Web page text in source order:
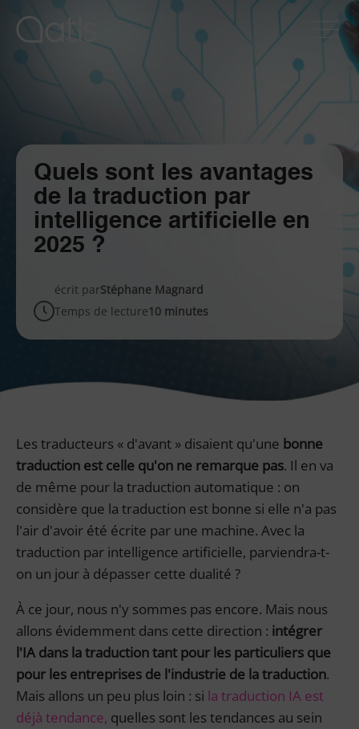
Quels sont les avantages
de la traduction par
intelligence artificielle en
2025 ?
écrit parStéphane Magnard
Temps de lecture10 minutes
Les traducteurs « d'avant » disaient qu'une bonne
traduction est celle qu'on ne remarque pas. Il en va
de même pour la traduction automatique : on
considère que la traduction est bonne si elle n'a pas
l'air d'avoir été écrite par une machine. Avec la
traduction par intelligence artificielle, parviendra-t-
on un jour à dépasser cette dualité ?
À ce jour, nous n'y sommes pas encore. Mais nous
allons évidemment dans cette direction : intégrer
l'IA dans la traduction tant pour les particuliers que
pour les entreprises de l'industrie de la traduction.
Mais allons un peu plus loin : si la traduction IA est
déjà tendance, quelles sont les tendances au sein